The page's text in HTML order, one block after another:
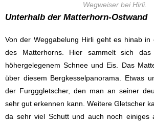
Wegweiser bei Hirli.
Unterhalb der Matterhorn-Ostwand
Von der Weggabelung Hirli geht es hinab in
des Matterhorns. Hier sammelt sich das
höhergelegenem Schnee und Eis. Das
über diesem Bergkesselpanorama. Etwas
der Furgggletscher, den man an seiner
sehr gut erkennen kann. Weitere Gletscher
da sehr viel Schutt und auch noch einiges